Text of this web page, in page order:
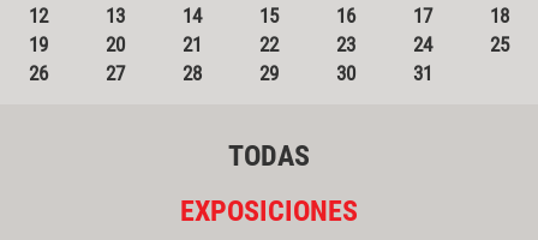
12
13 14 15 16 17
18
19
20 21 22 23 24
25
26
27 28 29 30 31
TODAS
EXPOSICIONES